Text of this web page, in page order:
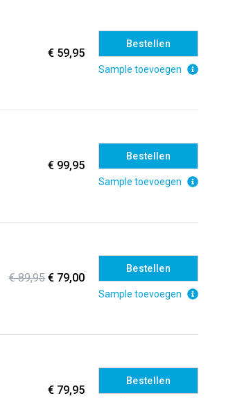
€ 59,95
Bestellen
Sample toevoegen
€ 99,95
Bestellen
Sample toevoegen
€ 89,95 € 79,00
Bestellen
Sample toevoegen
€ 79,95
Bestellen